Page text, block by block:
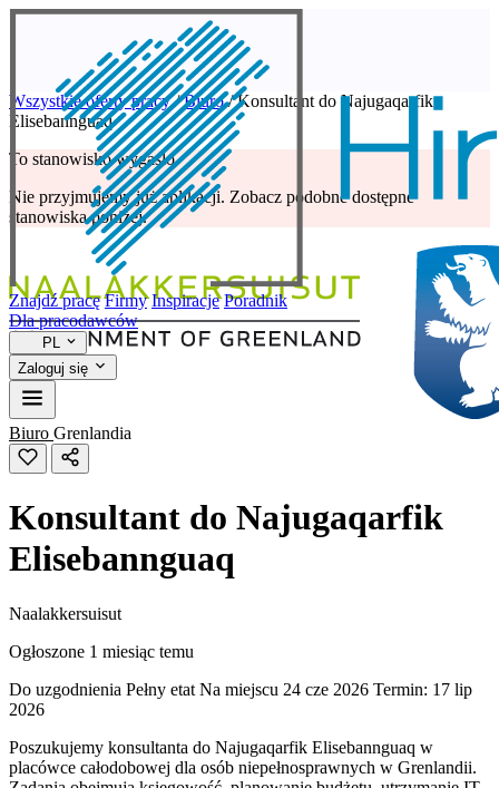
Znajdź pracę Firmy Inspiracje Poradnik
Dla pracodawców
PL
Zaloguj się
Wszystkie oferty pracy / Biuro / Konsultant do Najugaqarfik
Elisebannguaq
To stanowisko wygasło
Nie przyjmujemy już aplikacji. Zobacz podobne dostępne
stanowiska poniżej.
Biuro Grenlandia
Konsultant do Najugaqarfik
Elisebannguaq
Naalakkersuisut
Ogłoszone 1 miesiąc temu
Do uzgodnienia Pełny etat Na miejscu 24 cze 2026 Termin: 17 lip
2026
Poszukujemy konsultanta do Najugaqarfik Elisebannguaq w
placówce całodobowej dla osób niepełnosprawnych w Grenlandii.